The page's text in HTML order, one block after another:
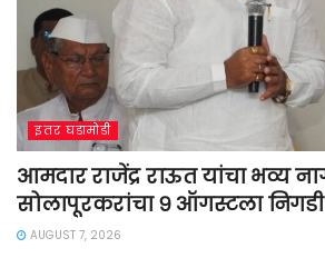
इतर घडामोडी
आमदार राजेंद्र राऊत यांचा भव्य
सोलापूरकरांचा ९ ऑगस्टला
AUGUST 7, 2026